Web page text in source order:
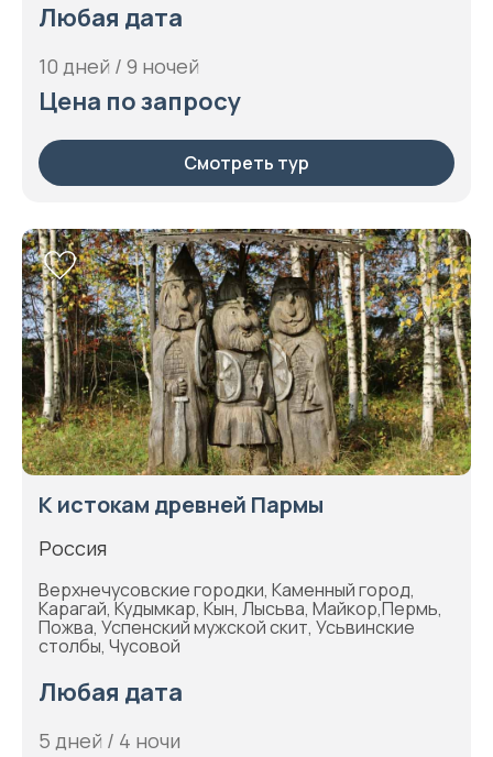
Любая дата
10 дней / 9 ночей
Цена по запросу
Смотреть тур
К истокам древней Пармы
Россия
Верхнечусовские городки, Каменный город,
Карагай, Кудымкар, Кын, Лысьва, Майкор,Пермь,
Пожва, Успенский мужской скит, Усьвинские
столбы, Чусовой
Любая дата
5 дней / 4 ночи